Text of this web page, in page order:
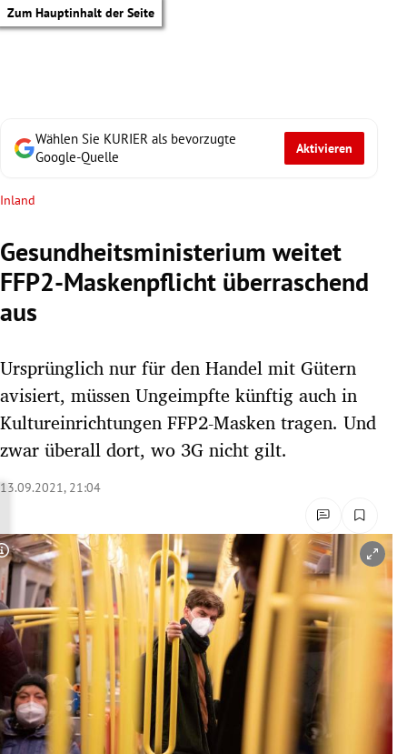
Zum Hauptinhalt der Seite
Untermenü
Untermenü
Untermenü
Untermenü
Untermenü
Untermenü
Untermenü
Wählen Sie KURIER als bevorzugte
Google-Quelle
Aktivieren
Inland
Gesundheitsministerium weitet
FFP2-Maskenpflicht überraschend
aus
Ursprünglich nur für den Handel mit Gütern
avisiert, müssen Ungeimpfte künftig auch in
Kultureinrichtungen FFP2-Masken tragen. Und
zwar überall dort, wo 3G nicht gilt.
13.09.2021, 21:04
Copyright-Hinweis öffnen/schließen